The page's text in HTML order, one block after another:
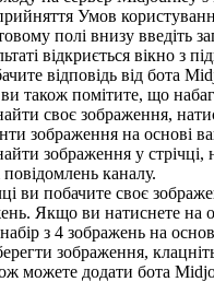
Умов
полі внизу введіть
відкриється вікно з
відповідь від бота
також помітите, що
своє зображення,
зображення на основі
зображення у стрічці,
повідомлень каналу.
ви побачите своє
Якщо ви натиснете на
з 4 зображень на
зображення,
можете додати бота